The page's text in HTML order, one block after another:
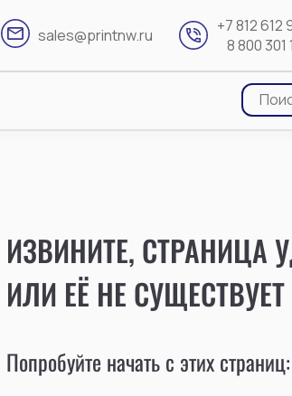
sales@printnw.ru
+7 812 612
8 800 301
ИЗВИНИТЕ, СТРАНИЦА
ИЛИ ЕЁ НЕ СУЩЕСТВУЕТ
Попробуйте начать с этих страниц: